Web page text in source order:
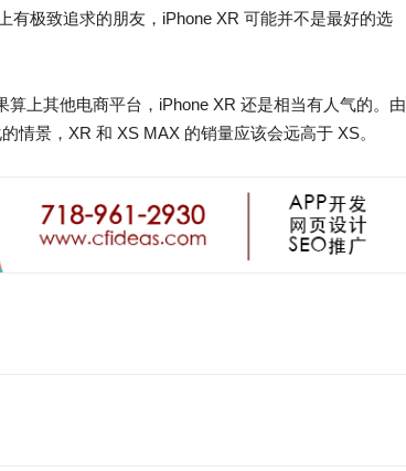
有极致追求的朋友，iPhone XR 可能并不是最好的选
上其他电商平台，iPhone XR 还是相当有人气的。由
情景，XR 和 XS MAX 的销量应该会远高于 XS。